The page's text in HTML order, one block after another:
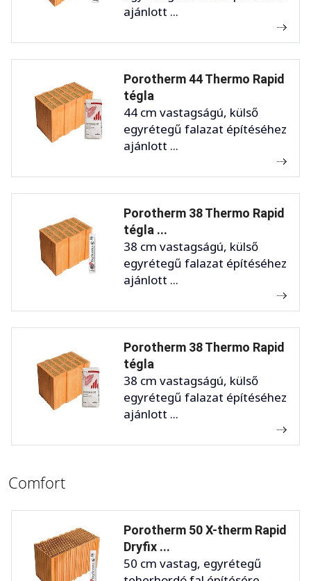
ajánlott ...
Porotherm 44 Thermo Rapid
tégla
44 cm vastagságú, külső
egyrétegű falazat építéséhez
ajánlott ...
Porotherm 38 Thermo Rapid
tégla ...
38 cm vastagságú, külső
egyrétegű falazat építéséhez
ajánlott ...
Porotherm 38 Thermo Rapid
tégla
38 cm vastagságú, külső
egyrétegű falazat építéséhez
ajánlott ...
Comfort
Porotherm 50 X-therm Rapid
Dryfix ...
50 cm vastag, egyrétegű